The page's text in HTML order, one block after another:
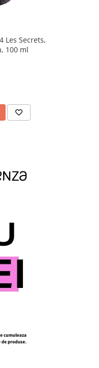
Les Secrets,
100 ml